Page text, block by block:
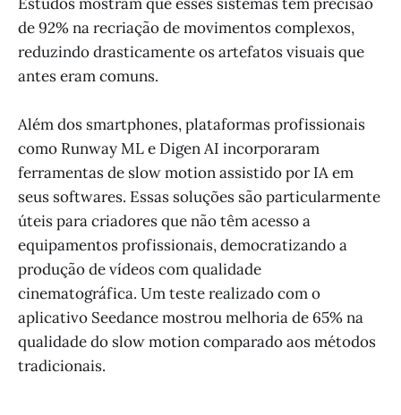
de 92% na recriação de movimentos complexos,
reduzindo drasticamente os artefatos visuais que
antes eram comuns.
Além dos smartphones, plataformas profissionais
como Runway ML e Digen AI incorporaram
ferramentas de slow motion assistido por IA em
seus softwares. Essas soluções são particularmente
úteis para criadores que não têm acesso a
equipamentos profissionais, democratizando a
produção de vídeos com qualidade
cinematográfica. Um teste realizado com o
aplicativo Seedance mostrou melhoria de 65% na
qualidade do slow motion comparado aos métodos
tradicionais.